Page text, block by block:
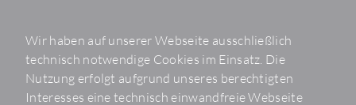
Wir haben auf unserer Webseite ausschließlich
technisch notwendige Cookies im Einsatz. Die
Nutzung erfolgt aufgrund unseres berechtigten
Interesses eine technisch einwandfreie Webseite
News­letter
Veran­stal­tungen